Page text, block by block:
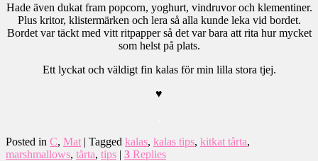
Hade även dukat fram popcorn, yoghurt, vindruvor och klementiner.
Plus kritor, klistermärken och lera så alla kunde leka vid bordet.
Bordet var täckt med vitt ritpapper så det var bara att rita hur mycket
som helst på plats.
Ett lyckat och väldigt fin kalas för min lilla stora tjej.
♥
Posted in C, Mat | Tagged kalas, kalas tips, kitkat tårta,
marshmallows, tårta, tips | 3 Replies